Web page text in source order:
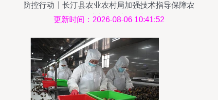
防控行动丨长汀县农业农村局加强技术指导保障农
产品供应与初级加工质量
更新时间：2026-08-06 10:41:52